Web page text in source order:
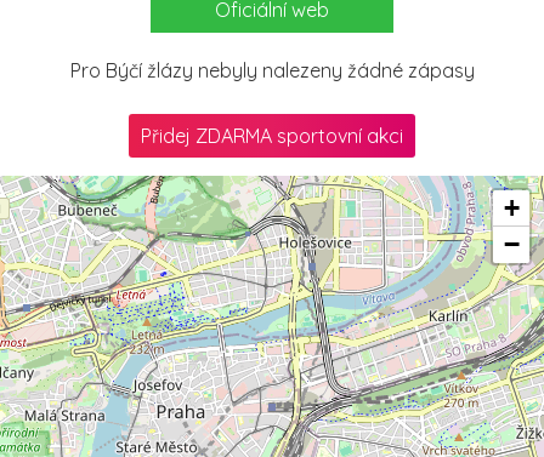
Oficiální web
Pro Býčí žlázy nebyly nalezeny žádné zápasy
Přidej ZDARMA sportovní akci
+
−